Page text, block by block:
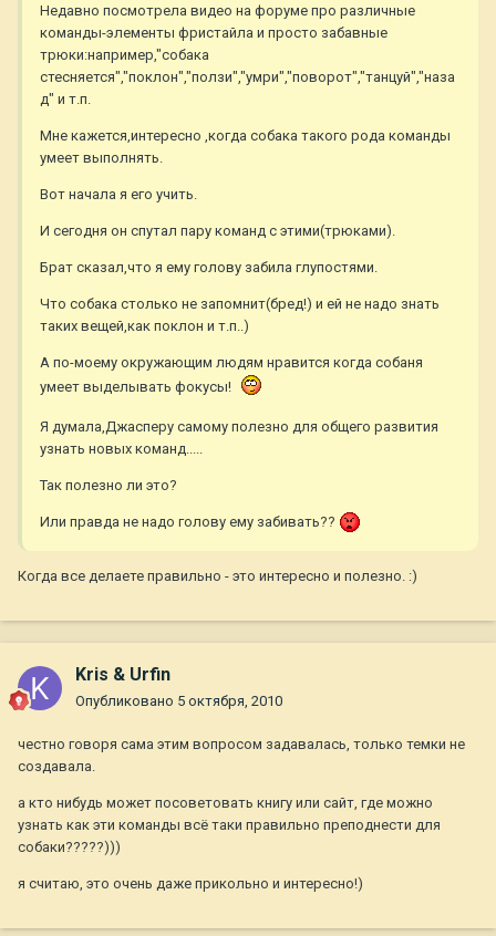
Недавно посмотрела видео на форуме про различные
команды-элементы фристайла и просто забавные
трюки:например,"собака
стесняется","поклон","ползи","умри","поворот","танцуй","наза
д" и т.п.
Мне кажется,интересно ,когда собака такого рода команды
умеет выполнять.
Вот начала я его учить.
И сегодня он спутал пару команд с этими(трюками).
Брат сказал,что я ему голову забила глупостями.
Что собака столько не запомнит(бред!) и ей не надо знать
таких вещей,как поклон и т.п..)
А по-моему окружающим людям нравится когда собаня
умеет выделывать фокусы!
Я думала,Джасперу самому полезно для общего развития
узнать новых команд.....
Так полезно ли это?
Или правда не надо голову ему забивать??
Когда все делаете правильно - это интересно и полезно. :)
Kris & Urfin
Опубликовано 5 октября, 2010
честно говоря сама этим вопросом задавалась, только темки не
создавала.
а кто нибудь может посоветовать книгу или сайт, где можно
узнать как эти команды всё таки правильно преподнести для
собаки?????)))
я считаю, это очень даже прикольно и интересно!)